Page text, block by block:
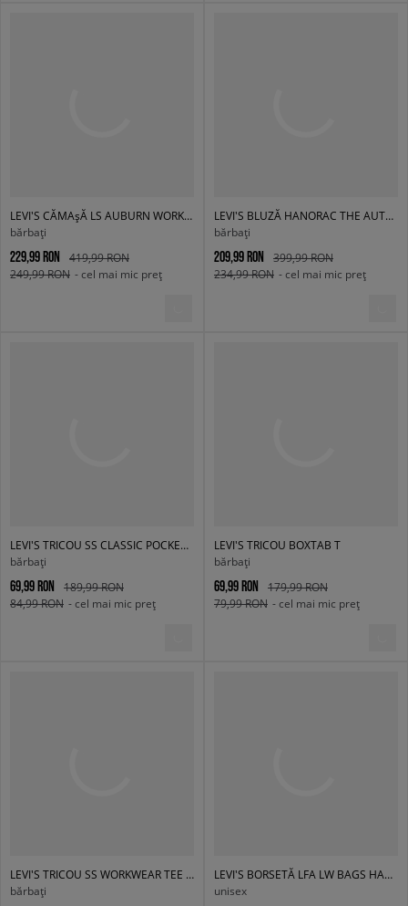
LEVI'S CĂMAșĂ LS AUBURN WORKER MED INDIGO - FLAT FINISH
bărbați
229,99 RON
419,99 RON
249,99 RON - cel mai mic preț
LEVI'S BLUZĂ HANORAC THE AUTHENTIC HOODIE BLACKS
bărbați
209,99 RON
399,99 RON
234,99 RON - cel mai mic preț
LEVI'S TRICOU SS CLASSIC POCKET TEE BLACKS
bărbați
69,99 RON
189,99 RON
84,99 RON - cel mai mic preț
LEVI'S TRICOU BOXTAB T
bărbați
69,99 RON
179,99 RON
79,99 RON - cel mai mic preț
LEVI'S TRICOU SS WORKWEAR TEE BROWNS
bărbați
LEVI'S BORSETĂ LFA LW BAGS HANDBAG LIGHT INDIGO
unisex